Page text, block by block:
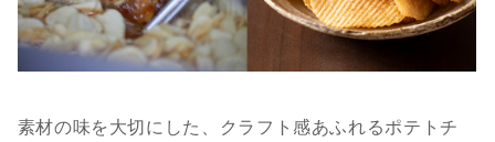
素材の味を大切にした、クラフト感あふれるポテトチ